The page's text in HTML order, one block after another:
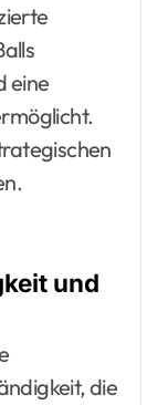
eine
und
die